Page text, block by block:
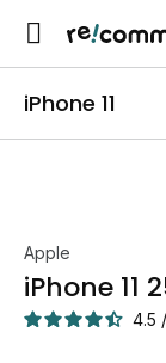
iPhone 11
Apple
iPhone 11
4.5 /